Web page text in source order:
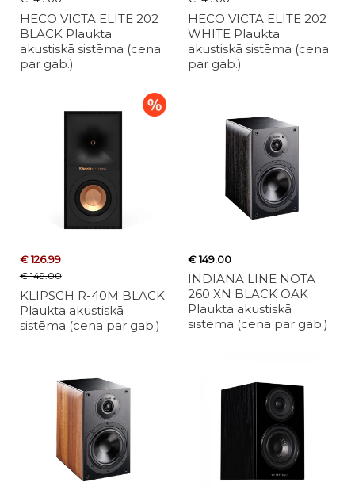
HECO VICTA ELITE 202
BLACK Plaukta
akustiskā sistēma (cena
par gab.)
HECO VICTA ELITE 202
WHITE Plaukta
akustiskā sistēma (cena
par gab.)
€ 126.99
€ 149.00
KLIPSCH R-40M BLACK
Plaukta akustiskā
sistēma (cena par gab.)
€ 149.00
INDIANA LINE NOTA
260 XN BLACK OAK
Plaukta akustiskā
sistēma (cena par gab.)